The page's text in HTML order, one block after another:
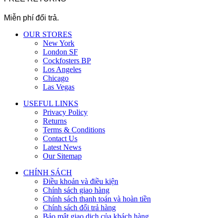
Miễn phí đổi trả.
OUR STORES
New York
London SF
Cockfosters BP
Los Angeles
Chicago
Las Vegas
USEFUL LINKS
Privacy Policy
Returns
Terms & Conditions
Contact Us
Latest News
Our Sitemap
CHÍNH SÁCH
Điều khoản và điều kiện
Chính sách giao hàng
Chính sách thanh toán và hoàn tiền
Chính sách đổi trả hàng
Bảo mật giao dịch của khách hàng